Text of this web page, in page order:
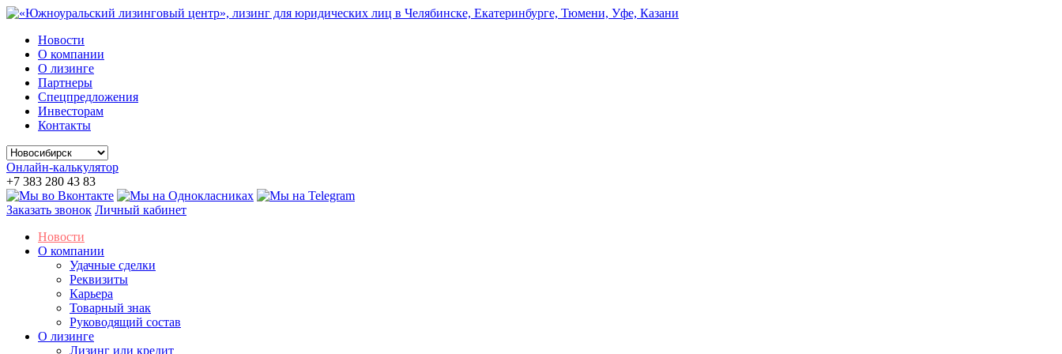
Новости
О компании
О лизинге
Партнеры
Спецпредложения
Инвесторам
Контакты
Онлайн-калькулятор
+7 383 280 43 83
Заказать звонок Личный кабинет
Новости
О компании
Удачные сделки
Реквизиты
Карьера
Товарный знак
Руководящий состав
О лизинге
Лизинг или кредит